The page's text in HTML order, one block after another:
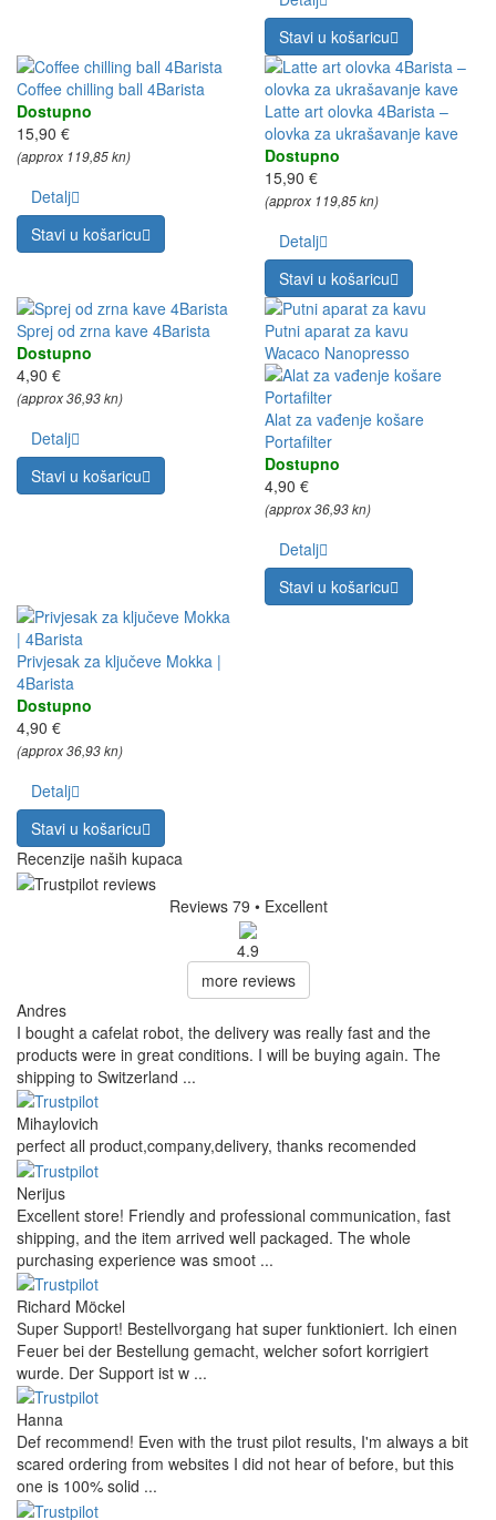
Stavi u košaricu
Coffee chilling ball 4Barista
Dostupno
15,90 €
(approx 119,85 kn)
Detalj
Stavi u košaricu
Latte art olovka 4Barista –
olovka za ukrašavanje kave
Dostupno
15,90 €
(approx 119,85 kn)
Detalj
Stavi u košaricu
Sprej od zrna kave 4Barista
Dostupno
4,90 €
(approx 36,93 kn)
Detalj
Stavi u košaricu
Putni aparat za kavu
Wacaco Nanopresso
Alat za vađenje košare
Portafilter
Dostupno
4,90 €
(approx 36,93 kn)
Detalj
Stavi u košaricu
Privjesak za ključeve Mokka |
4Barista
Dostupno
4,90 €
(approx 36,93 kn)
Detalj
Stavi u košaricu
Recenzije naših kupaca
Reviews 79 • Excellent
4.9
more reviews
Andres
I bought a cafelat robot, the delivery was really fast and the
products were in great conditions. I will be buying again. The
shipping to Switzerland ...
Mihaylovich
perfect all product,company,delivery, thanks recomended
Nerijus
Excellent store! Friendly and professional communication, fast
shipping, and the item arrived well packaged. The whole
purchasing experience was smoot ...
Richard Möckel
Super Support! Bestellvorgang hat super funktioniert. Ich einen
Feuer bei der Bestellung gemacht, welcher sofort korrigiert
wurde. Der Support ist w ...
Hanna
Def recommend! Even with the trust pilot results, I'm always a bit
scared ordering from websites I did not hear of before, but this
one is 100% solid ...